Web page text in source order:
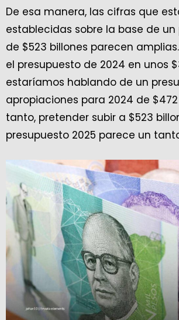
De esa manera, las cifras que
establecidas sobre la base de un
de $523 billones parecen
el presupuesto de 2024 en unos
estaríamos hablando de un
apropiaciones para 2024 de $472
tanto, pretender subir a $523
presupuesto 2025 parece un